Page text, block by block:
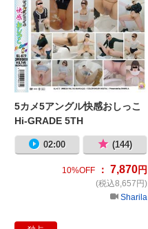
5カメ5アングル快感おしっこ
Hi-GRADE 5TH
02:00 (144)
10%OFF ： 7,870円
(税込8,657円)
Sharila